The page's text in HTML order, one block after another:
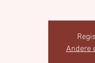
Andere